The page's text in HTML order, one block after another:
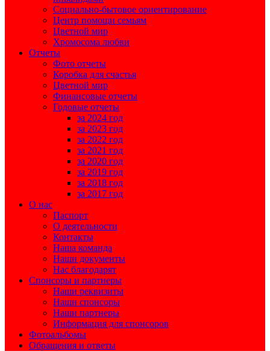
Социально-бытовое ориентирование
Центр помощи семьям
Цветной мир
Хромосома любви
Отчеты
Фото отчеты
Коробка для счастья
Цветной мир
Финансовые отчеты
Годовые отчеты
за 2024 год
за 2023 год
за 2022 год
за 2021 год
за 2020 год
за 2019 год
за 2018 год
за 2017 год
О нас
Паспорт
О деятельности
Контакты
Наша команда
Наши документы
Нас благодарят
Спонсоры и партнеры
Наши реквизиты
Наши спонсоры
Наши партнеры
Информация для спонсоров
Фотоальбомы
Обращения и ответы